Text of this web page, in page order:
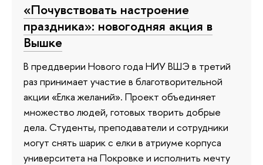
«Почувствовать настроение
праздника»: новогодняя акция в
Вышке
В преддверии Нового года НИУ ВШЭ в третий
раз принимает участие в благотворительной
акции «Елка желаний». Проект объединяет
множество людей, готовых творить добрые
дела. Студенты, преподаватели и сотрудники
могут снять шарик с елки в атриуме корпуса
университета на Покровке и исполнить мечту